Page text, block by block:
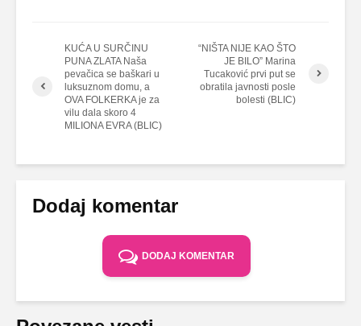
KUĆA U SURČINU
PUNA ZLATA Naša
pevačica se baškari u
luksuznom domu, a
OVA FOLKERKA je za
vilu dala skoro 4
MILIONA EVRA (BLIC)
“NIŠTA NIJE KAO ŠTO
JE BILO” Marina
Tucaković prvi put se
obratila javnosti posle
bolesti (BLIC)
Dodaj komentar
DODAJ KOMENTAR